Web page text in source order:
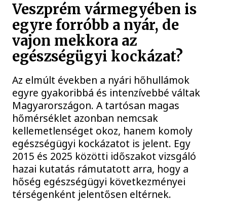
Veszprém vármegyében is
egyre forróbb a nyár, de
vajon mekkora az
egészségügyi kockázat?
Az elmúlt években a nyári hőhullámok
egyre gyakoribbá és intenzívebbé váltak
Magyarországon. A tartósan magas
hőmérséklet azonban nemcsak
kellemetlenséget okoz, hanem komoly
egészségügyi kockázatot is jelent. Egy
2015 és 2025 közötti időszakot vizsgáló
hazai kutatás rámutatott arra, hogy a
hőség egészségügyi következményei
térségenként jelentősen eltérnek.